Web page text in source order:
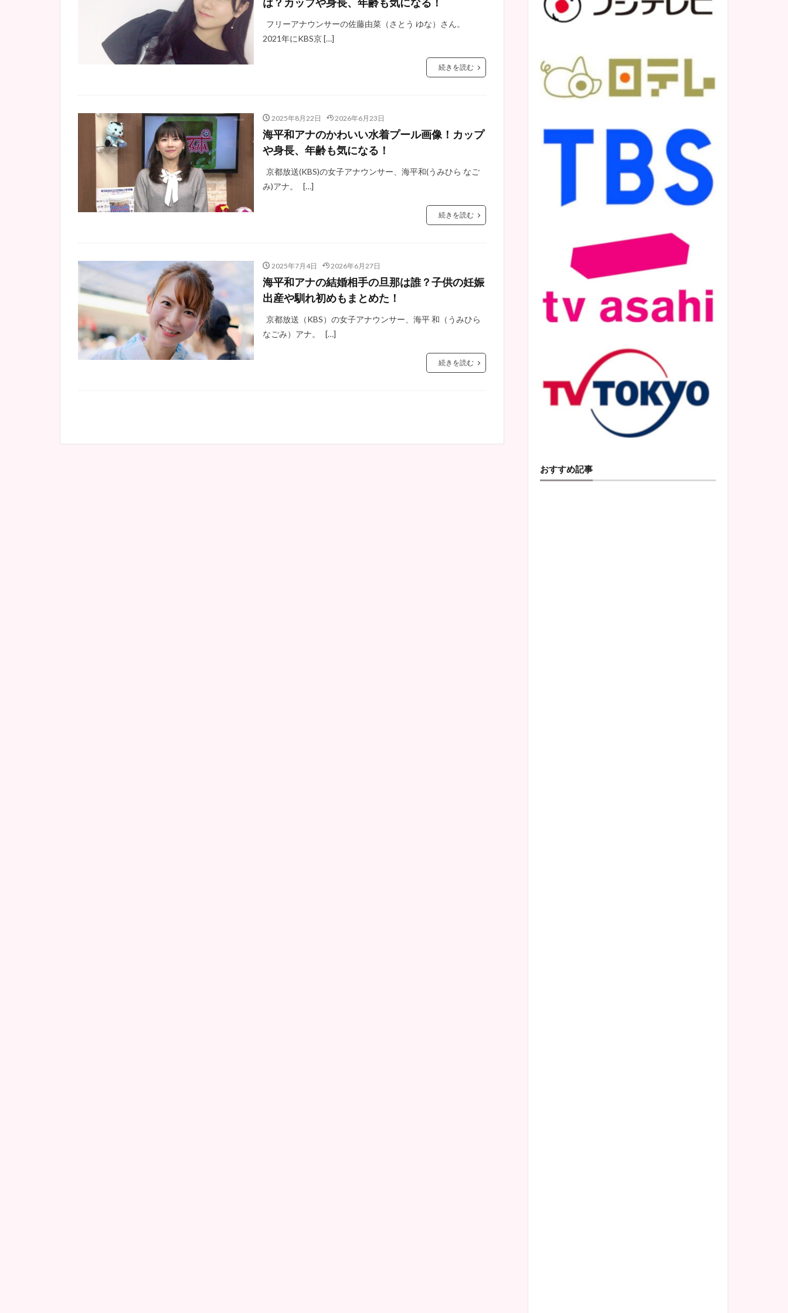
フリーアナウンサーの佐藤由菜（さとう ゆな）さん。
2021年にKBS京 […]
続きを読む
2025年8月22日 2026年6月23日
海平和アナのかわいい水着プール画像！カップ
や身長、年齢も気になる！
京都放送(KBS)の女子アナウンサー、海平和(うみひら なご
み)アナ。 […]
続きを読む
2025年7月4日 2026年6月27日
海平和アナの結婚相手の旦那は誰？子供の妊娠
出産や馴れ初めもまとめた！
京都放送（KBS）の女子アナウンサー、海平 和（うみひら
なごみ）アナ。 […]
続きを読む
おすすめ記事